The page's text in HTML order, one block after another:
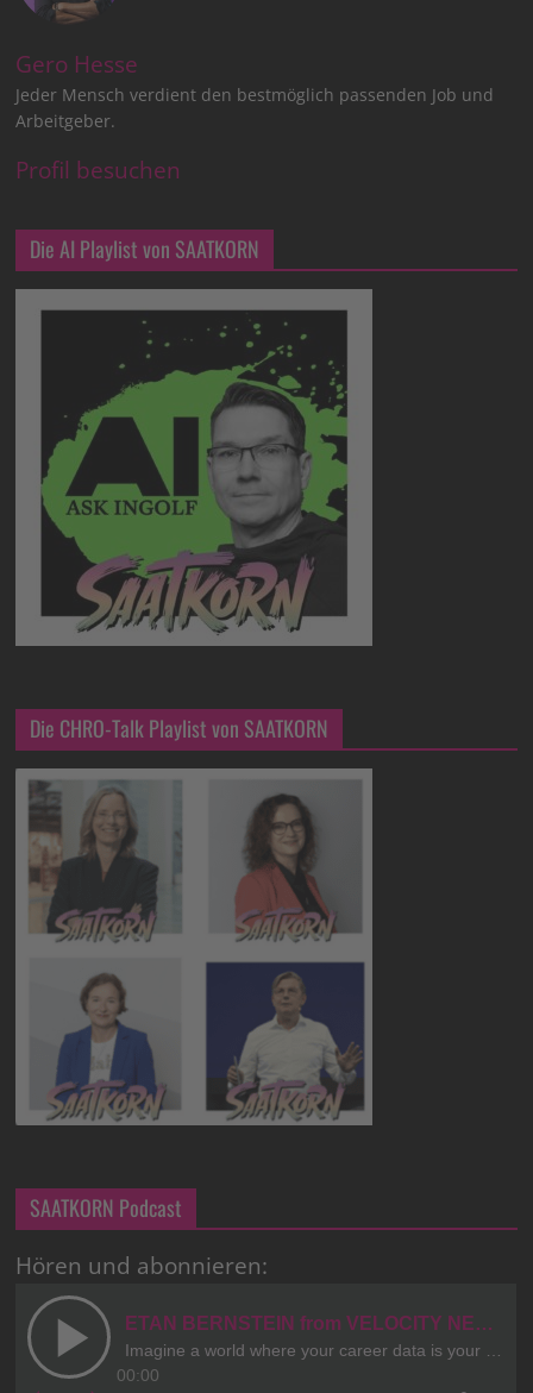
Gero Hesse
Jeder Mensch verdient den bestmöglich passenden Job und
Arbeitgeber.
Profil besuchen
Die AI Playlist von SAATKORN
Die CHRO-Talk Playlist von SAATKORN
SAATKORN Podcast
Hören und abonnieren: